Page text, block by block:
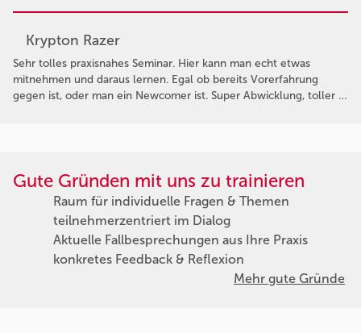
Krypton Razer
Sehr tolles praxisnahes Seminar. Hier kann man echt etwas
mitnehmen und daraus lernen. Egal ob bereits Vorerfahrung
gegen ist, oder man ein Newcomer ist. Super Abwicklung, toller …
Gute Gründen mit uns zu trainieren
Raum für individuelle Fragen & Themen
teilnehmerzentriert im Dialog
Aktuelle Fallbesprechungen aus Ihre Praxis
konkretes Feedback & Reflexion
Mehr gute Gründe